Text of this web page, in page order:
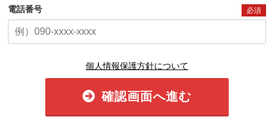
電話番号 必須
個人情報保護方針について
確認画面へ進む